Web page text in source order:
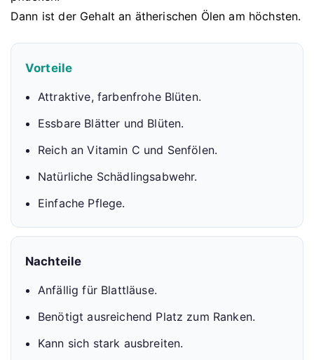
Dann ist der Gehalt an ätherischen Ölen am höchsten.
Vorteile
Attraktive, farbenfrohe Blüten.
Essbare Blätter und Blüten.
Reich an Vitamin C und Senfölen.
Natürliche Schädlingsabwehr.
Einfache Pflege.
Nachteile
Anfällig für Blattläuse.
Benötigt ausreichend Platz zum Ranken.
Kann sich stark ausbreiten.